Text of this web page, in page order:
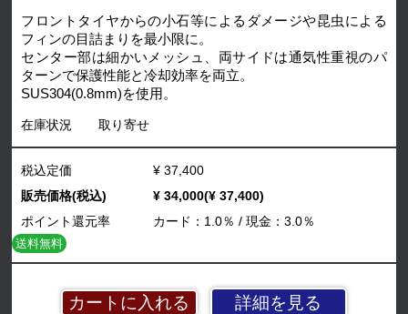
フロントタイヤからの小石等によるダメージや昆虫による
フィンの目詰まりを最小限に。
センター部は細かいメッシュ、両サイドは通気性重視のパ
ターンで保護性能と冷却効率を両立。
SUS304(0.8mm)を使用。
在庫状況 取り寄せ
詳細を見る
税込定価
¥ 37,400
販売価格(税込)
¥ 34,000(¥ 37,400)
ポイント還元率
カード：1.0％ / 現金：3.0％
送料無料